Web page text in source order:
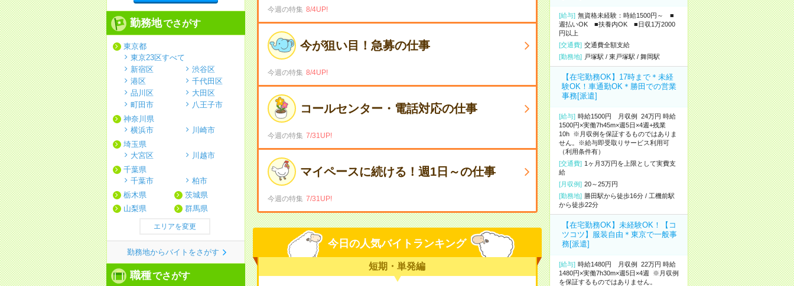
勤務地でさがす
東京都
東京23区すべて
新宿区
渋谷区
港区
千代田区
品川区
大田区
町田市
八王子市
神奈川県
横浜市
川崎市
埼玉県
大宮区
川越市
千葉県
千葉市
柏市
栃木県
茨城県
山梨県
群馬県
エリアを変更
勤務地からバイトをさがす
職種でさがす
今週の特集 8/4UP!
今が狙い目！急募の仕事
今週の特集 8/4UP!
コールセンター・電話対応の仕事
今週の特集 7/31UP!
マイペースに続ける！週1日～の仕事
今週の特集 7/31UP!
今日の人気バイトランキング
短期・単発編
[給与] 無資格未経験：時給1500円～ ■
週払いOK ■扶養内OK ■日収1万2000
円以上
[交通費] 交通費全額支給
[勤務地] 戸塚駅 / 東戸塚駅 / 舞岡駅
【在宅勤務OK】17時まで＊未経
験OK！車通勤OK＊勝田での営業
事務[派遣]
[給与] 時給1500円 月収例 24万円 時給
1500円×実働7h45m×週5日×4週+残業
10h ※月収例を保証するものではありま
せん。※給与即受取りサービス利用可
（利用条件有）
[交通費] 1ヶ月3万円を上限として実費支
給
[月収例] 20～25万円
[勤務地] 勝田駅から徒歩16分/ 工機前駅
から徒歩22分
【在宅勤務OK】未経験OK！【コ
ツコツ】服装自由＊東京で一般事
務[派遣]
[給与] 時給1480円 月収例 22万円 時給
1480円×実働7h30m×週5日×4週 ※月収例
を保証するものではありません。